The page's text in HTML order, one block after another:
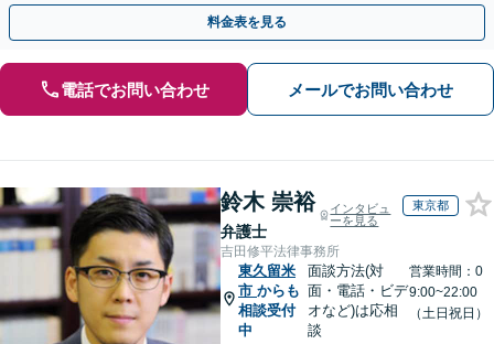
との連携力を活かした最適解の追求【WEB面談対応】
料金表を見る
電話でお問い合わせ メールでお問い合わせ
鈴木 崇裕
弁護士
インタビュ
ーを見る
東京都
吉田修平法律事務所
東久留米
市 からも
相談受付
中
面談方法(対
面・電話・ビデ
オなど)は応相
談
営業時間：0
9:00~22:00
（土日祝日）